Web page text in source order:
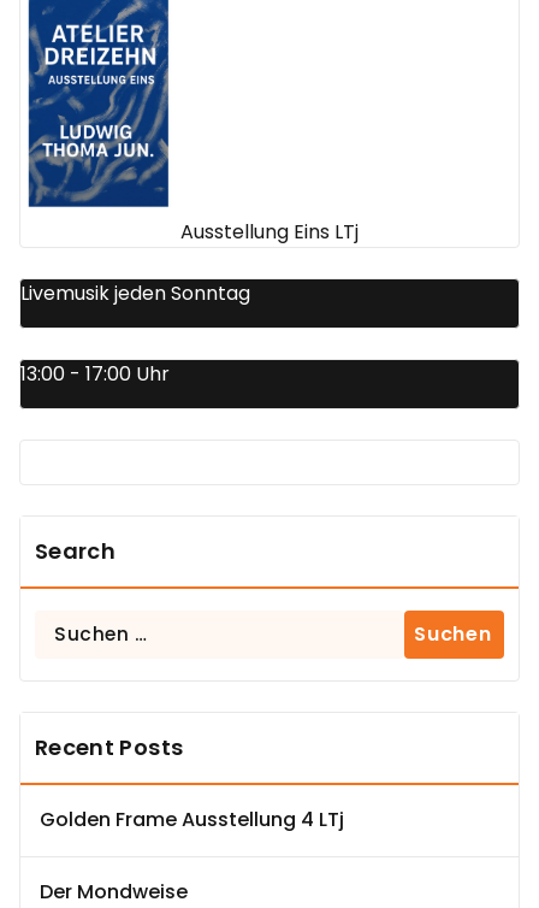
Ausstellung Eins LTj
Livemusik jeden Sonntag
13:00 - 17:00 Uhr
Search
Suchen
Recent Posts
Golden Frame Ausstellung 4 LTj
Der Mondweise